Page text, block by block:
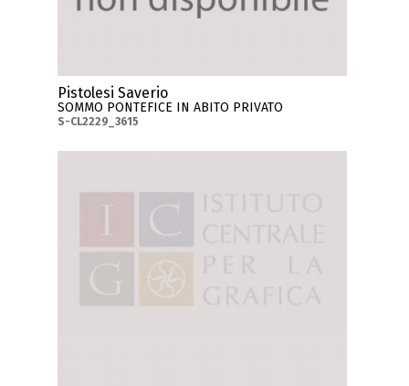
Pistolesi Saverio
SOMMO PONTEFICE IN ABITO PRIVATO
S-CL2229_3615